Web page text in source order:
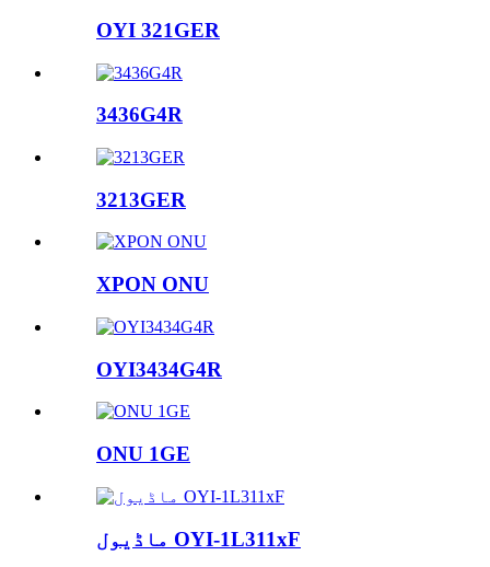
OYI 321GER
3436G4R
3213GER
XPON ONU
OYI3434G4R
ONU 1GE
ماڈیول OYI-1L311xF